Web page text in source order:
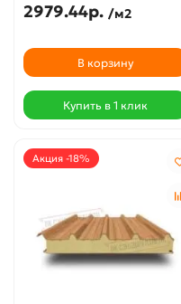
2979.44р. /м2
В корзину
Купить в 1 клик
Акция -18%